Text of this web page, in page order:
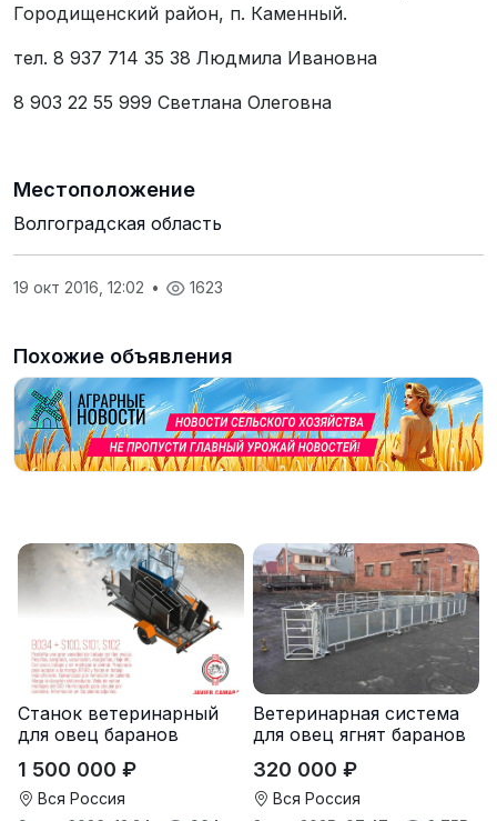
Городищенский район, п. Каменный.
тел. 8 937 714 35 38 Людмила Ивановна
8 903 22 55 999 Светлана Олеговна
Местоположение
Волгоградская область
19 окт 2016, 12:02 • 1623
Похожие объявления
Станок ветеринарный
для овец баранов
1 500 000 ₽
Вся Россия
Ветеринарная система
для овец ягнят баранов
320 000 ₽
Вся Россия